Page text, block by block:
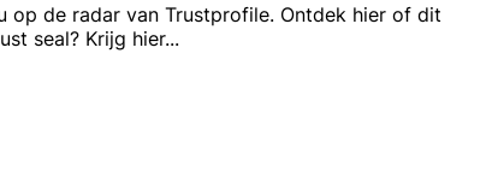
op de radar van Trustprofile. Ontdek hier of dit
seal? Krijg hier...